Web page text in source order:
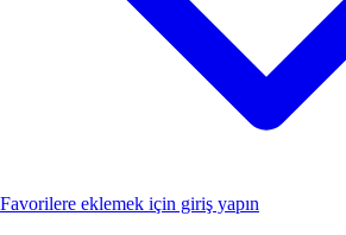
Favorilere eklemek için giriş yapın